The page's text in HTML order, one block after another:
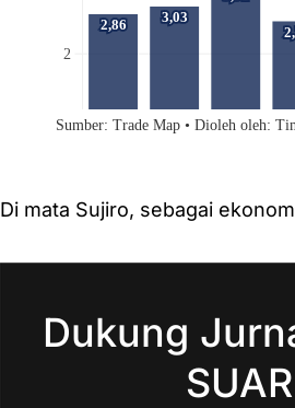
Di mata Sujiro, sebagai
Dukung